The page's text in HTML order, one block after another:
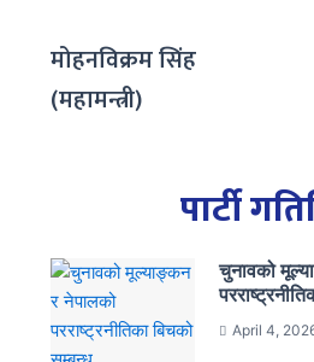
मोहनविक्रम सिंह
(महामन्त्री)
पार्टी
चुनावको
April 4,